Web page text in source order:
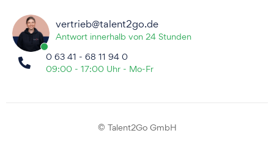
vertrieb@talent2go.de
Antwort innerhalb von 24 Stunden
0 63 41 - 68 11 94 0
09:00 - 17:00 Uhr - Mo-Fr
© Talent2Go GmbH